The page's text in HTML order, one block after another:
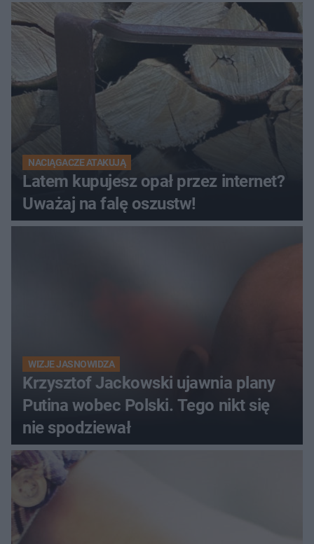
NACIĄGACZE ATAKUJĄ
Latem kupujesz opał przez internet?
Uważaj na falę oszustw!
WIZJE JASNOWIDZA
Krzysztof Jackowski ujawnia plany
Putina wobec Polski. Tego nikt się
nie spodziewał